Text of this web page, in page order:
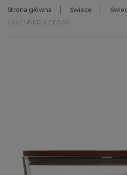
Strona główna Świece
LAVENDER & CEDAR